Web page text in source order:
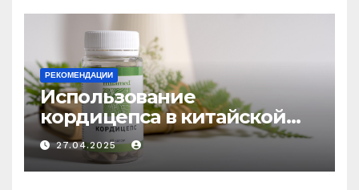
РЕКОМЕНДАЦИИ
Использование
кордицепса в китайской
медицине: природное
средство против усталости
и истощения
27.04.2025